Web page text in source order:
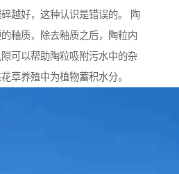
越好，这种认识是错误的。 陶
釉质，除去釉质之后，陶粒内
可以帮助陶粒吸附污水中的杂
草养殖中为植物蓄积水分。